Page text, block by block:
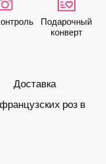
Подарочный
конверт
Доставка
роз в